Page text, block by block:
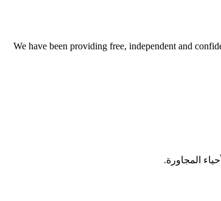
We have been providing free, independent and
المجاورة.